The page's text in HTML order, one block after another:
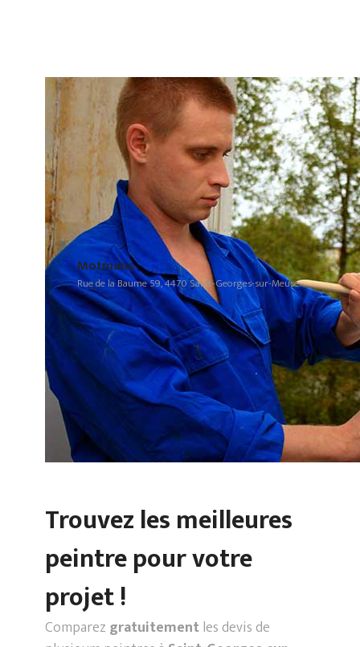
Motmans
Rue de la Baume 59, 4470 Saint-Georges-sur-Meuse
Trouvez les meilleures
peintre pour votre
projet !
Comparez gratuitementles devis de